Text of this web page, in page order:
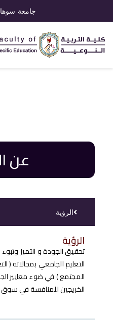
جامعة
عن
الرؤية
الرؤية
تحقيق الجودة و التميز
التعليم الجامعي بمجالاته (
المجتمع ) في ضوء معايير
الخريجين للمنافسة في سوق